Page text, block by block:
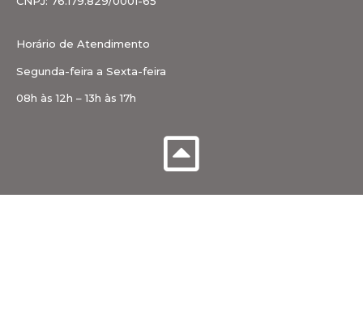
Horário de Atendimento
Segunda-feira a Sexta-feira
08h às 12h – 13h às 17h